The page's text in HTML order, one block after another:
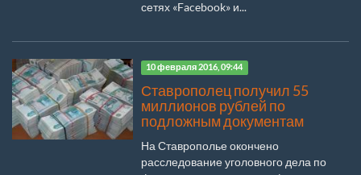
сетях «Facebook» и...
10 февраля 2016, 09:44
Ставрополец получил 55
миллионов рублей по
подложным документам
На Ставрополье окончено
расследование уголовного дела по